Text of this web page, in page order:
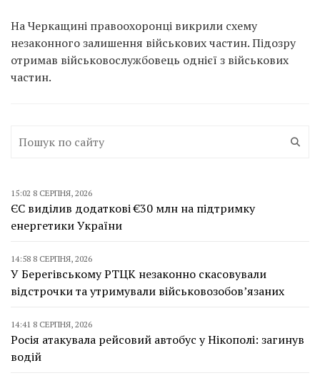
На Черкащині правоохоронці викрили схему
незаконного залишення військових частин. Підозру
отримав військовослужбовець однієї з військових
частин.
15:02 8 СЕРПНЯ, 2026
ЄС виділив додаткові €30 млн на підтримку
енергетики України
14:58 8 СЕРПНЯ, 2026
У Берегівському РТЦК незаконно скасовували
відстрочки та утримували військовозобов’язаних
14:41 8 СЕРПНЯ, 2026
Росія атакувала рейсовий автобус у Нікополі: загинув
водій